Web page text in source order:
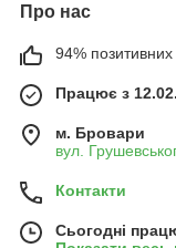
Про нас
94% позитивних
Працює з
м. Бровари
вул.
Контакти
Сьогодні